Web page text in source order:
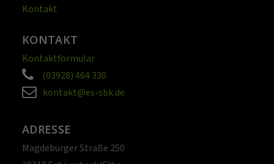
Kontakt
KONTAKT
Kontaktformular
(03928) 464 330
kontakt@es-sbk.de
ADRESSE
Magdeburger Straße 250